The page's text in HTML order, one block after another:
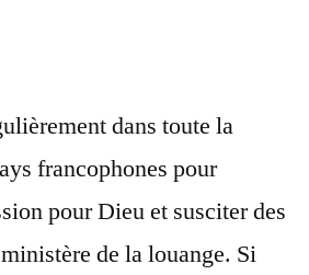
dans toute la
francophones pour
pour Dieu et susciter des
de la louange. Si